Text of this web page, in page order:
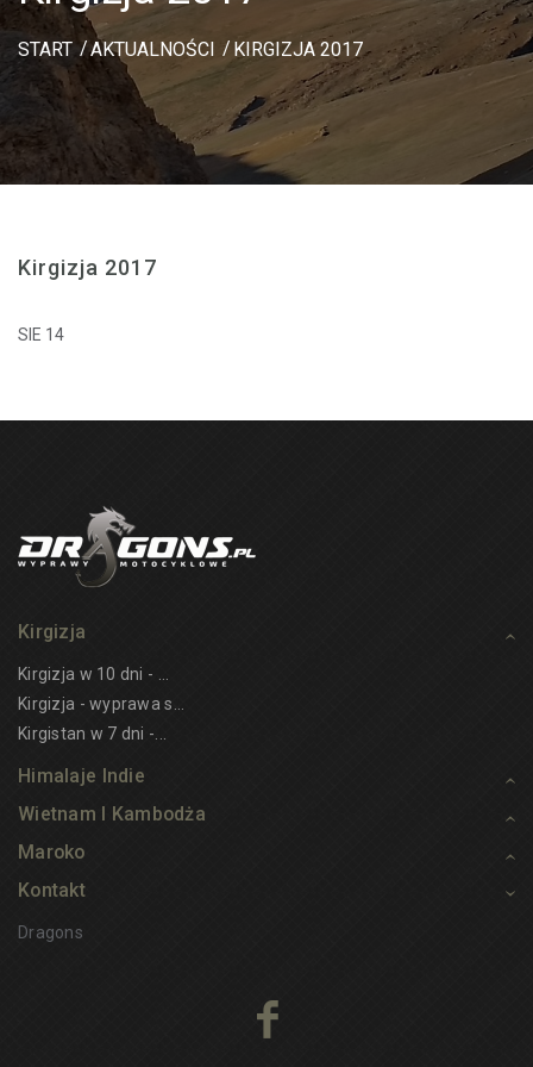
START AKTUALNOŚCI KIRGIZJA 2017
Kirgizja 2017
SIE 14
Kirgizja
Kirgizja w 10 dni - ...
Kirgizja - wyprawa s...
Kirgistan w 7 dni -...
Himalaje Indie
Wietnam I Kambodża
Maroko
Kontakt
Dragons